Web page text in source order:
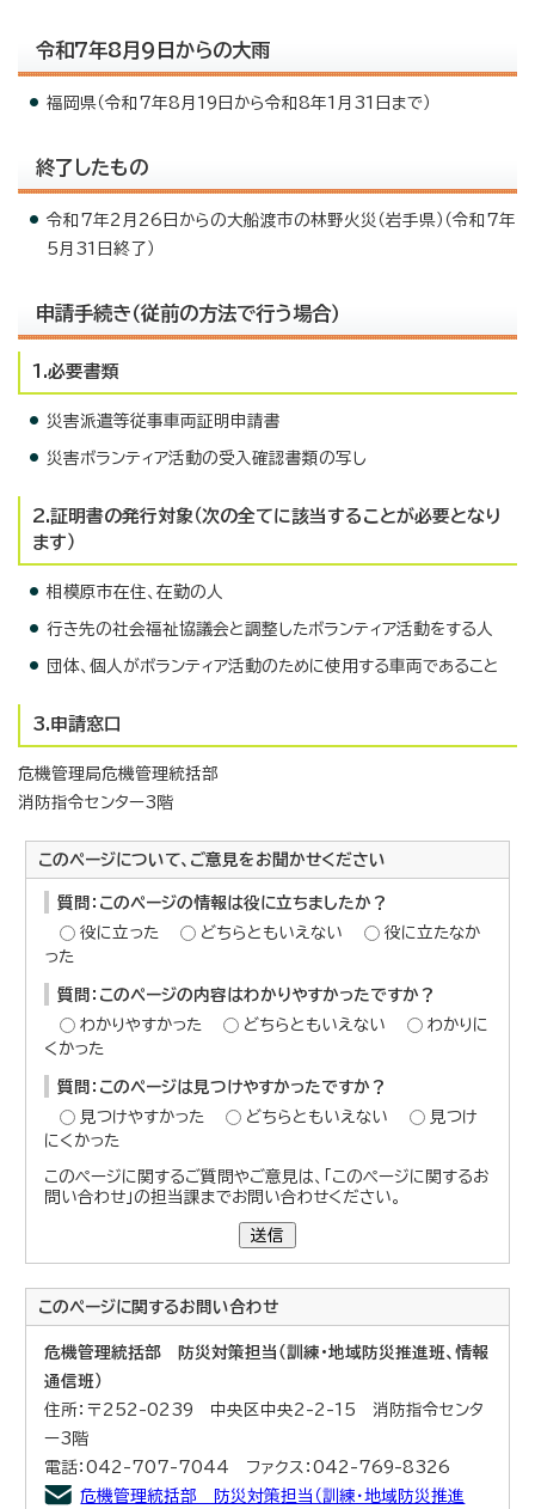
令和7年8月9日からの大雨
福岡県（令和7年8月19日から令和8年1月31日まで）
終了したもの
令和7年2月26日からの大船渡市の林野火災（岩手県）（令和7年
5月31日終了）
申請手続き（従前の方法で行う場合）
1.必要書類
災害派遣等従事車両証明申請書
災害ボランティア活動の受入確認書類の写し
2.証明書の発行対象（次の全てに該当することが必要となり
ます）
相模原市在住、在勤の人
行き先の社会福祉協議会と調整したボランティア活動をする人
団体、個人がボランティア活動のために使用する車両であること
3.申請窓口
危機管理局危機管理統括部
消防指令センター3階
このページについて、ご意見をお聞かせください
質問：このページの情報は役に立ちましたか？
役に立った
どちらともいえない
役に立たなか
った
質問：このページの内容はわかりやすかったですか？
わかりやすかった
どちらともいえない
わかりに
くかった
質問：このページは見つけやすかったですか？
見つけやすかった
どちらともいえない
見つけ
にくかった
このページに関するご質問やご意見は、「このページに関するお
問い合わせ」の担当課までお問い合わせください。
送信
このページに関するお問い合わせ
危機管理統括部 防災対策担当（訓練・地域防災推進班、情報
通信班）
住所：〒252-0239 中央区中央2-2-15 消防指令センタ
ー3階
電話：042-707-7044 ファクス：042-769-8326
危機管理統括部 防災対策担当（訓練・地域防災推進